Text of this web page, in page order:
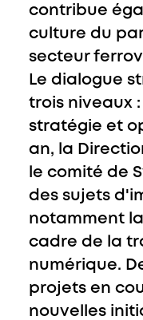
contribue
culture du
secteur
Le dialogue
trois niveaux
stratégie et
an, la
le comité de
des sujets
notamment
cadre de la
numérique.
projets en
nouvelles